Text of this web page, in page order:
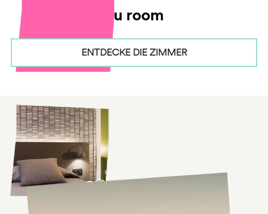
hu room
ENTDECKE DIE ZIMMER